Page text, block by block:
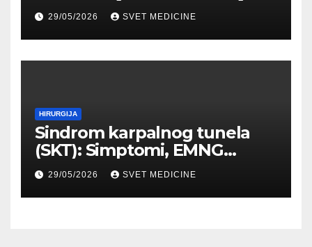
stabilnog identiteta
29/05/2026 SVET MEDICINE
HIRURGIJA
Sindrom karpalnog tunela
(SKT): Simptomi, EMNG
dijagnostika i lečenje
29/05/2026 SVET MEDICINE